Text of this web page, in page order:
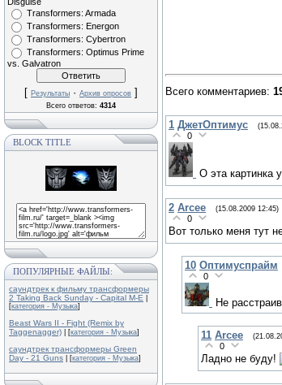
Transformers: Armada
Transformers: Energon
Transformers: Cybertron
Transformers: Optimus Prime
vs. Galvatron
[ Результаты · Архив опросов ]
Всего ответов: 4314
BLOCK TITLE
ПОПУЛЯРНЫЕ ФАЙЛЫ:
саундтрек к фильму трансформеры
2 Taking Back Sunday - Capital M-E
[категория - Музыка]
Beast Wars II - Fight (Remix by
Taggenagger)
| [категория - Музыка]
саундтрек трансформеры Green
Day - 21 Guns
| [категория - Музыка]
Всего комментариев:
1 ДжетОптимус
0
О эта картинка
2 Arcee (15.08.2009 12:45)
0
Вот только меня тут
10 Оптимуспрайм
0
Не
11 Arcee
0
Ладно не буду!